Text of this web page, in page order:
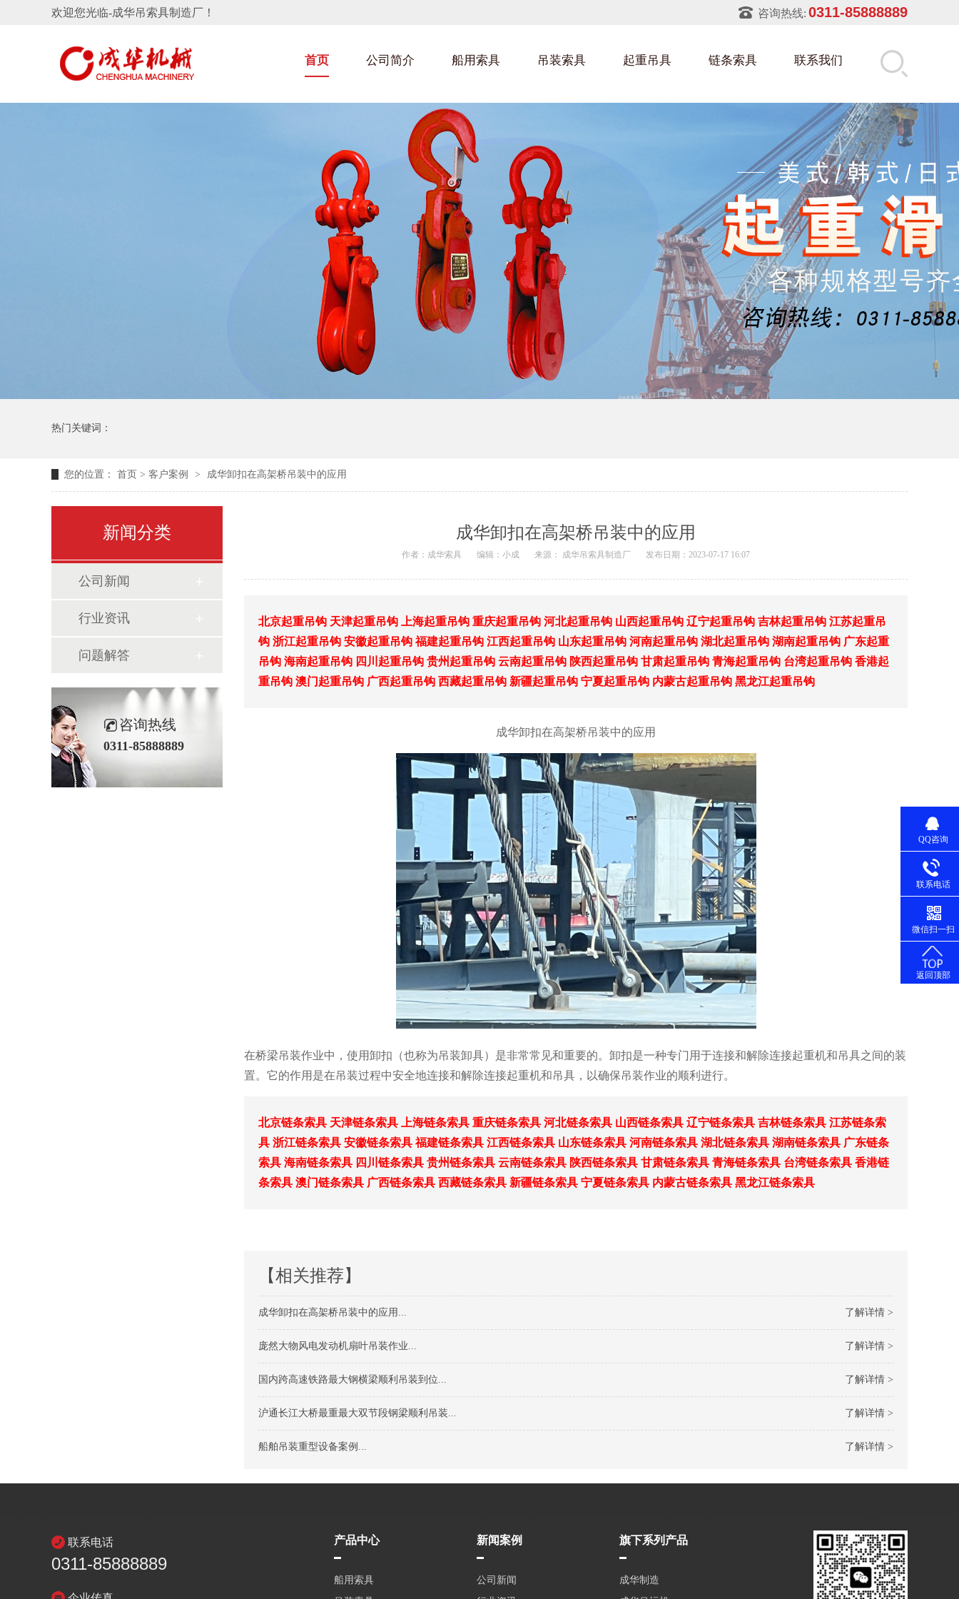
咨询热线: 0311-85888889
欢迎您光临-成华吊索具制造厂！
首页 公司简介 船用索具 吊装索具 起重吊具 链条索具 联系我们
热门关键词：
您的位置： 首页 > 客户案例 > 成华卸扣在高架桥吊装中的应用
成华卸扣在高架桥吊装中的应用
作者：成华索具 编辑：小成 来源： 成华吊索具制造厂 发布日期：2023-07-17 16:07
北京起重吊钩 天津起重吊钩 上海起重吊钩 重庆起重吊钩 河北起重吊钩 山西起重吊钩 辽宁起重吊钩 吉林起重吊钩 江苏起重吊
钩 浙江起重吊钩 安徽起重吊钩 福建起重吊钩 江西起重吊钩 山东起重吊钩 河南起重吊钩 湖北起重吊钩 湖南起重吊钩 广东起重
吊钩 海南起重吊钩 四川起重吊钩 贵州起重吊钩 云南起重吊钩 陕西起重吊钩 甘肃起重吊钩 青海起重吊钩 台湾起重吊钩 香港起
重吊钩 澳门起重吊钩 广西起重吊钩 西藏起重吊钩 新疆起重吊钩 宁夏起重吊钩 内蒙古起重吊钩 黑龙江起重吊钩
成华卸扣在高架桥吊装中的应用
在桥梁吊装作业中，使用卸扣（也称为吊装卸具）是非常常见和重要的。卸扣是一种专门用于连接和解除连接起重机和吊具之间的装
置。它的作用是在吊装过程中安全地连接和解除连接起重机和吊具，以确保吊装作业的顺利进行。
北京链条索具 天津链条索具 上海链条索具 重庆链条索具 河北链条索具 山西链条索具 辽宁链条索具 吉林链条索具 江苏链条索
具 浙江链条索具 安徽链条索具 福建链条索具 江西链条索具 山东链条索具 河南链条索具 湖北链条索具 湖南链条索具 广东链条
索具 海南链条索具 四川链条索具 贵州链条索具 云南链条索具 陕西链条索具 甘肃链条索具 青海链条索具 台湾链条索具 香港链
条索具 澳门链条索具 广西链条索具 西藏链条索具 新疆链条索具 宁夏链条索具 内蒙古链条索具 黑龙江链条索具
【相关推荐】
了解详情 >
成华卸扣在高架桥吊装中的应用...
了解详情 >
庞然大物风电发动机扇叶吊装作业...
了解详情 >
国内跨高速铁路最大钢横梁顺利吊装到位...
了解详情 >
沪通长江大桥最重最大双节段钢梁顺利吊装...
了解详情 >
船舶吊装重型设备案例...
新闻分类
公司新闻
行业资讯
问题解答
咨询热线
0311-85888889
联系电话
0311-85888889
产品中心
船用索具
新闻案例
公司新闻
旗下系列产品
成华制造
QQ咨询
联系电话
微信扫一扫
返回顶部